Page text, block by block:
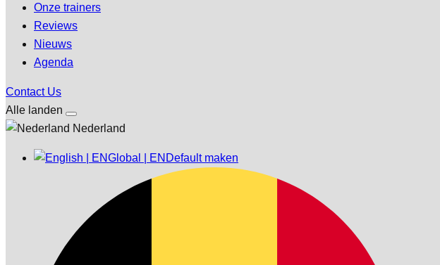
Onze trainers
Reviews
Nieuws
Agenda
Contact Us
Alle landen
Nederland
Global | EN Default maken